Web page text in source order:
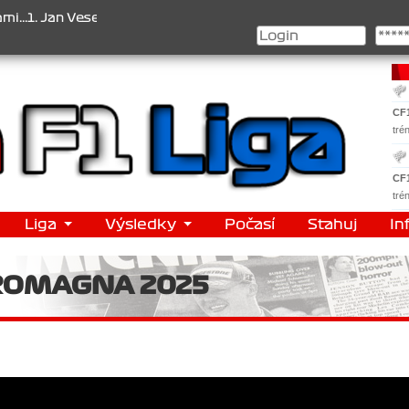
, 2. Jan Nováček , 3. Jakub Chmelík , Pohár
Liga Výsledky Počasí Stahuj
2025